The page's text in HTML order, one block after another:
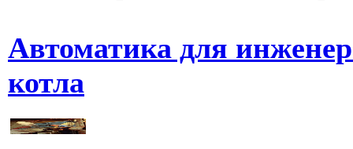
Автоматика для
котла